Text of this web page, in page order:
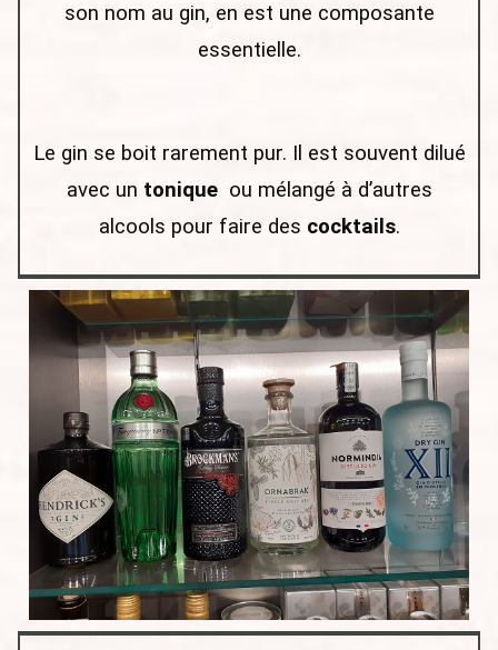
son nom au gin, en est une composante
essentielle.
Le gin se boit rarement pur. Il est souvent dilué
avec un tonique ou mélangé à d’autres
alcools pour faire des cocktails.